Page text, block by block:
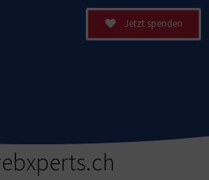
Jetzt spenden